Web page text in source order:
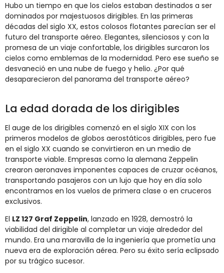
Hubo un tiempo en que los cielos estaban destinados a ser
dominados por majestuosos dirigibles. En las primeras
décadas del siglo XX, estos colosos flotantes parecían ser el
futuro del transporte aéreo. Elegantes, silenciosos y con la
promesa de un viaje confortable, los dirigibles surcaron los
cielos como emblemas de la modernidad. Pero ese sueño se
desvaneció en una nube de fuego y helio. ¿Por qué
desaparecieron del panorama del transporte aéreo?
La edad dorada de los dirigibles
El auge de los dirigibles comenzó en el siglo XIX con los
primeros modelos de globos aerostáticos dirigibles, pero fue
en el siglo XX cuando se convirtieron en un medio de
transporte viable. Empresas como la alemana Zeppelin
crearon aeronaves imponentes capaces de cruzar océanos,
transportando pasajeros con un lujo que hoy en día solo
encontramos en los vuelos de primera clase o en cruceros
exclusivos.
El LZ 127 Graf Zeppelin, lanzado en 1928, demostró la
viabilidad del dirigible al completar un viaje alrededor del
mundo. Era una maravilla de la ingeniería que prometía una
nueva era de exploración aérea. Pero su éxito sería eclipsado
por su trágico sucesor.